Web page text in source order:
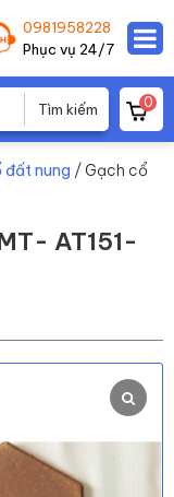
0981958228
Phục vụ 24/7
0
đất nung / Gạch cổ
AT151-